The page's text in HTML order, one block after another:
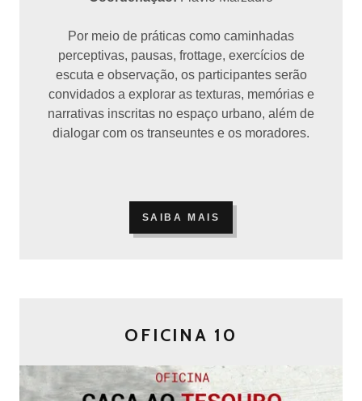
Por meio de práticas como caminhadas
perceptivas, pausas, frottage, exercícios de
escuta e observação, os participantes serão
convidados a explorar as texturas, memórias e
narrativas inscritas no espaço urbano, além de
dialogar com os transeuntes e os moradores.
SAIBA MAIS
OFICINA 10